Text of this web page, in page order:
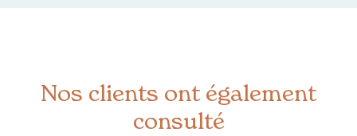
Nos clients ont également
consulté